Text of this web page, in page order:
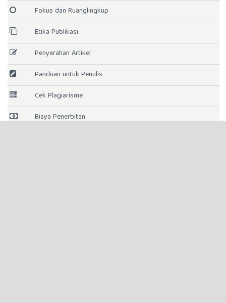
Fokus dan Ruanglingkup
Etika Publikasi
Penyerahan Artikel
Panduan untuk Penulis
Cek Plagiarisme
Biaya Penerbitan